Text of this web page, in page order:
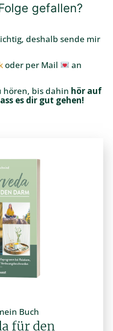
gefallen?
deshalb sende mir
oder per Mail
an
hören, bis dahin hör auf
es dir gut gehen!
Buch
für den